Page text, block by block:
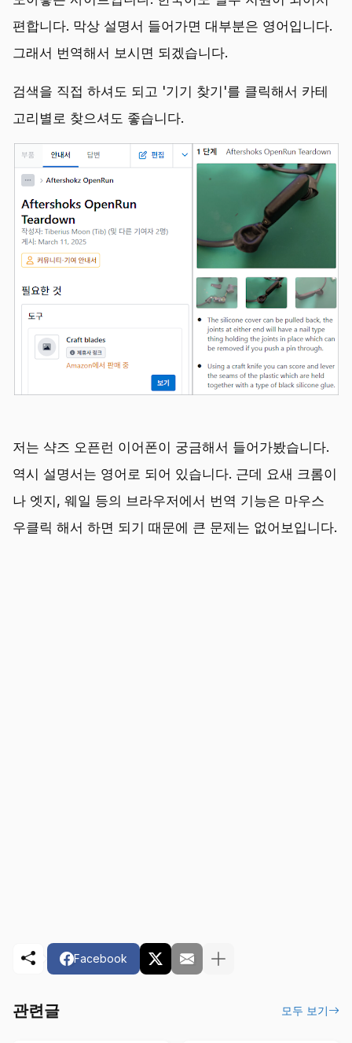
편합니다. 막상 설명서 들어가면 대부분은 영어입니다.
그래서 번역해서 보시면 되겠습니다.
검색을 직접 하셔도 되고 '기기 찾기'를 클릭해서 카테
고리별로 찾으셔도 좋습니다.
저는 샥즈 오픈런 이어폰이 궁금해서 들어가봤습니다.
역시 설명서는 영어로 되어 있습니다. 근데 요새 크롬이
나 엣지, 웨일 등의 브라우저에서 번역 기능은 마우스
우클릭 해서 하면 되기 때문에 큰 문제는 없어보입니다.
Facebook
관련글 모두 보기